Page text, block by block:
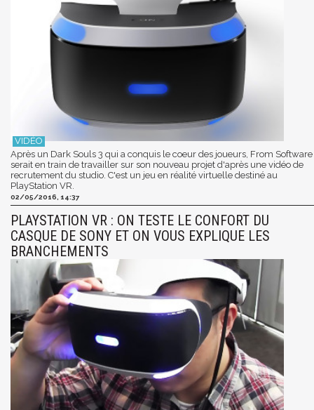
Après un Dark Souls 3 qui a conquis le coeur des joueurs, From Software
serait en train de travailler sur son nouveau projet d'après une vidéo de
recrutement du studio. C'est un jeu en réalité virtuelle destiné au
PlayStation VR.
02/05/2016, 14:37
PLAYSTATION VR : ON TESTE LE CONFORT DU
CASQUE DE SONY ET ON VOUS EXPLIQUE LES
BRANCHEMENTS